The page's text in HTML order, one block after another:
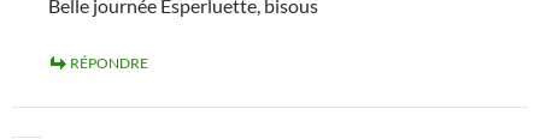
Belle journée Esperluette, bisous
RÉPONDRE